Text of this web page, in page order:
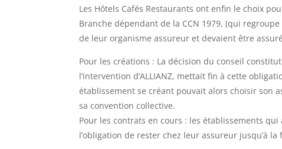
Les Hôtels Cafés Restaurants ont enfin le choix
Branche dépendant de la CCN 1979, (qui
de leur organisme assureur et devaient être
Pour les créations : La décision du conseil
l’intervention d’ALLIANZ, mettait fin à cette
établissement se créant pouvait alors choisir son
sa convention collective.
Pour les contrats en cours : les établissements
l’obligation de rester chez leur assureur jusqu’à